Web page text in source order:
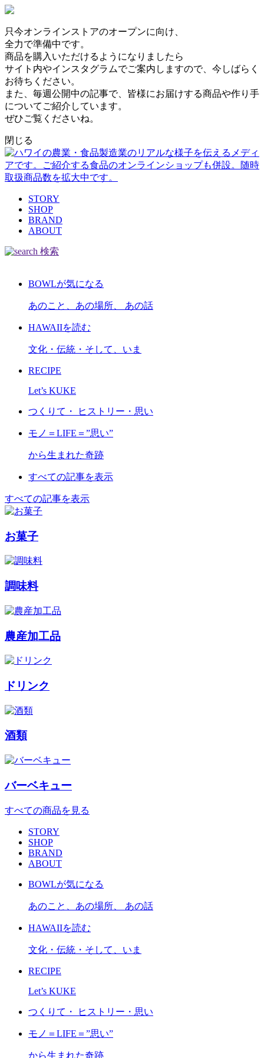
只今オンラインストアのオープンに向け、
全力で準備中です。
商品を購入いただけるようになりましたら
サイト内やインスタグラムでご案内しますので、今しばらく
お待ちください。
また、毎週公開中の記事で、皆様にお届けする商品や作り手
についてご紹介しています。
ぜひご覧くださいね。
閉じる
STORY
SHOP
BRAND
ABOUT
検索
BOWLが気になる
あのこと、あの場所、 あの話
HAWAIIを読む
文化・伝統・そして、いま
RECIPE
Let’s KUKE
つくりて・ ヒストリー・思い
モノ＝LIFE＝”思い”
から生まれた奇跡
すべての記事を表示
すべての記事を表示
お菓子
調味料
農産加工品
ドリンク
酒類
バーベキュー
すべての商品を見る
STORY
SHOP
BRAND
ABOUT
BOWLが気になる
あのこと、あの場所、 あの話
HAWAIIを読む
文化・伝統・そして、いま
RECIPE
Let’s KUKE
つくりて・ ヒストリー・思い
モノ＝LIFE＝”思い”
から生まれた奇跡